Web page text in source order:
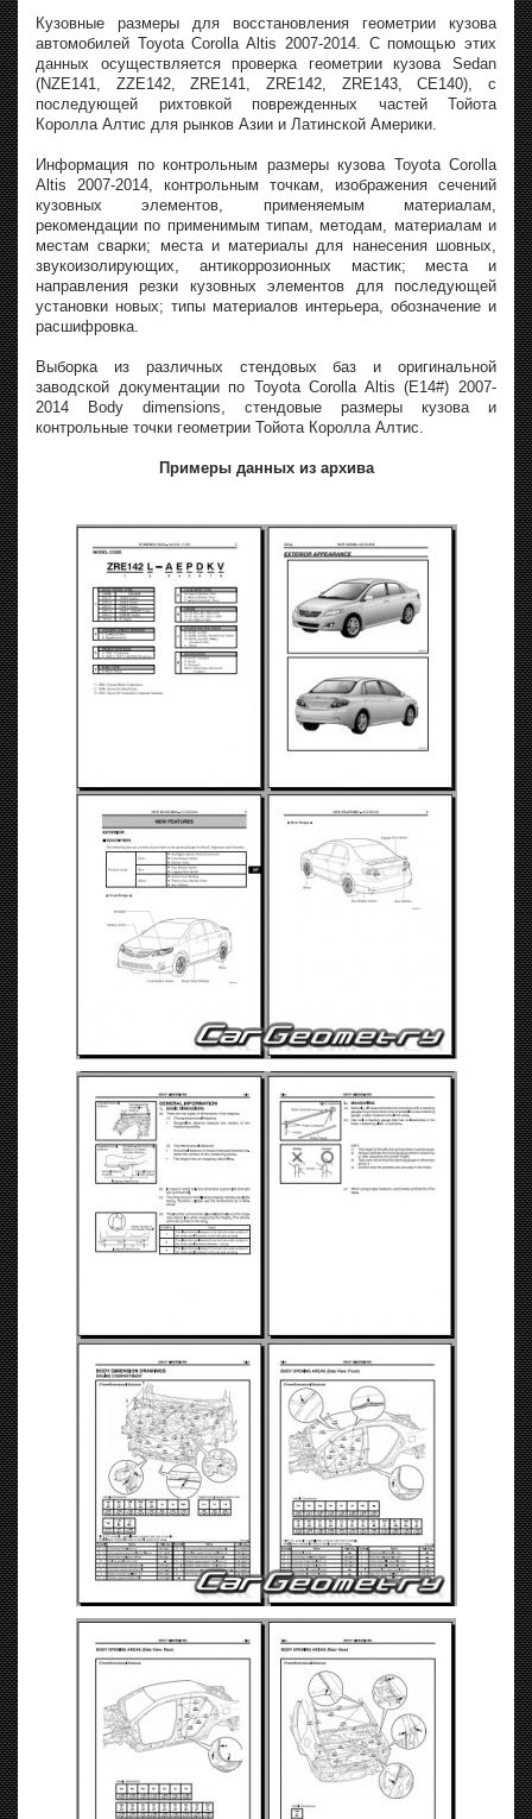
Кузовные размеры для восстановления геометрии кузова
автомобилей Toyota Corolla Altis 2007-2014. С помощью этих
данных осуществляется проверка геометрии кузова Sedan
(NZE141, ZZE142, ZRE141, ZRE142, ZRE143, CE140), с
последующей рихтовкой поврежденных частей Тойота
Королла Алтис для рынков Азии и Латинской Америки.
Информация по контрольным размеры кузова Toyota Corolla
Altis 2007-2014, контрольным точкам, изображения сечений
кузовных элементов, применяемым материалам,
рекомендации по применимым типам, методам, материалам и
местам сварки; места и материалы для нанесения шовных,
звукоизолирующих, антикоррозионных мастик; места и
направления резки кузовных элементов для последующей
установки новых; типы материалов интерьера, обозначение и
расшифровка.
Выборка из различных стендовых баз и оригинальной
заводской документации по Toyota Corolla Altis (E14#) 2007-
2014 Body dimensions, стендовые размеры кузова и
контрольные точки геометрии Тойота Королла Алтис.
Примеры данных из архива